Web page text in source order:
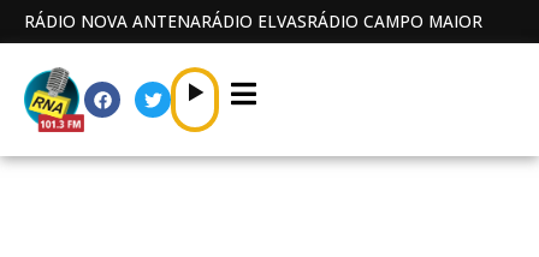
RÁDIO NOVA ANTENARÁDIO ELVASRÁDIO CAMPO MAIOR